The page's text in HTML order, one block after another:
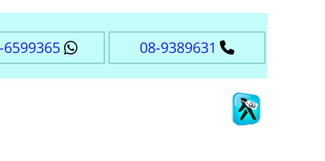
08-9389631
6599365